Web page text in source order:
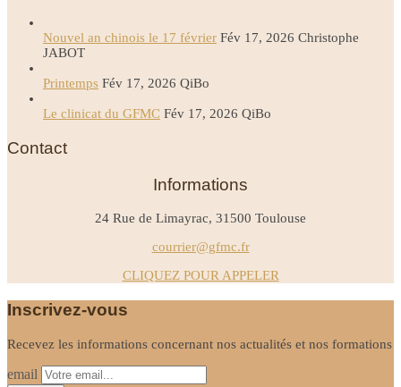
Nouvel an chinois le 17 février Fév 17, 2026 Christophe
JABOT
Printemps Fév 17, 2026 QiBo
Le clinicat du GFMC Fév 17, 2026 QiBo
Contact
Informations
24 Rue de Limayrac, 31500 Toulouse
courrier@gfmc.fr
CLIQUEZ POUR APPELER
Inscrivez-vous
Recevez les informations concernant nos actualités et nos formations
email